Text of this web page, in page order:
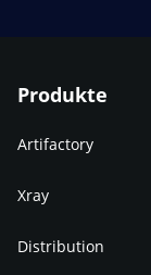
Produkte
Artifactory
Xray
Distribution